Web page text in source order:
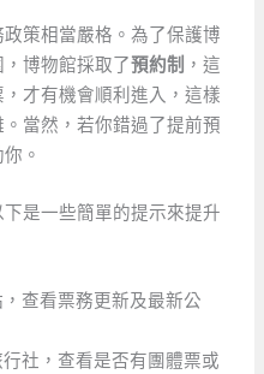
策相當嚴格。為了保護博
博物館採取了預約制 ，這
才有機會順利進入，這樣
當然，若你錯過了提前預
。
是一些簡單的提示來提升
查看票務更新及最新公
社，查看是否有團體票或